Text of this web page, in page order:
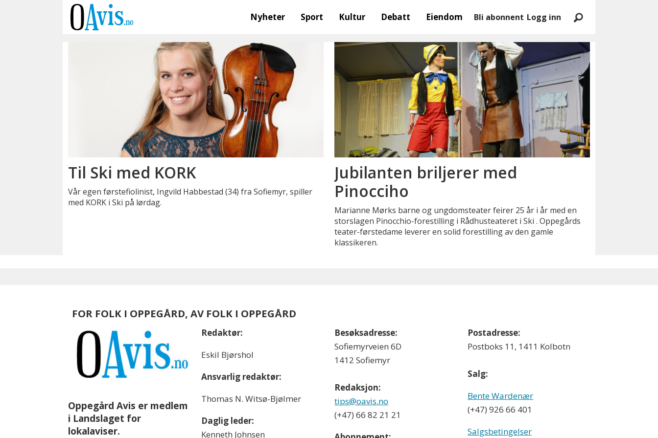
Nyheter Sport Kultur Debatt Eiendom Bli abonnent Logg inn
Til Ski med KORK
Vår egen førstefiolinist, Ingvild Habbestad (34) fra Sofiemyr, spiller
med KORK i Ski på lørdag.
Jubilanten briljerer med
Pinocciho
Marianne Mørks barne og ungdomsteater feirer 25 år i år med en
storslagen Pinocchio-forestilling i Rådhusteateret i Ski . Oppegårds
teater-førstedame leverer en solid forestilling av den gamle
klassikeren.
FOR FOLK I OPPEGÅRD, AV FOLK I OPPEGÅRD
Oppegård Avis er medlem
i Landslaget for
lokalaviser.
Redaktør:
Eskil Bjørshol
Ansvarlig redaktør:
Thomas N. Witsø-Bjølmer
Daglig leder:
Kenneth Johnsen
Besøksadresse:
Sofiemyrveien 6D
1412 Sofiemyr
Redaksjon:
tips@oavis.no
(+47) 66 82 21 21
Postadresse:
Postboks 11, 1411 Kolbotn
Salg:
Bente Wardenær
(+47) 926 66 401
Salgsbetingelser